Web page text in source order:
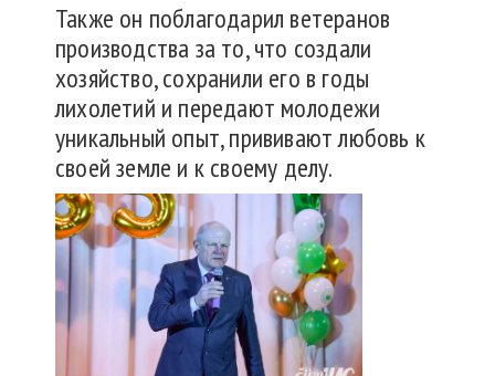
Также он поблагодарил ветеранов
производства за то, что создали
хозяйство, сохранили его в годы
лихолетий и передают молодежи
уникальный опыт, прививают любовь к
своей земле и к своему делу.